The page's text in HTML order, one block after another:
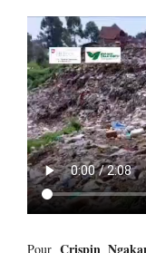
PourCrispin